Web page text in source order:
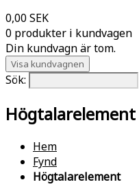
0,00 SEK
0 produkter i kundvagen
Din kundvagn är tom.
Visa kundvagnen
Sök:
Högtalarelement
Hem
Fynd
Högtalarelement